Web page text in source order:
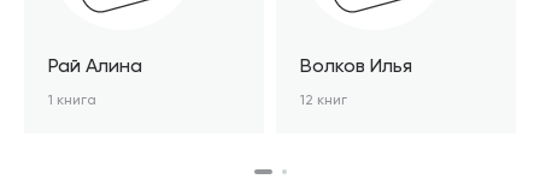
Рай Алина
1 книга
Волков Илья
12 книг